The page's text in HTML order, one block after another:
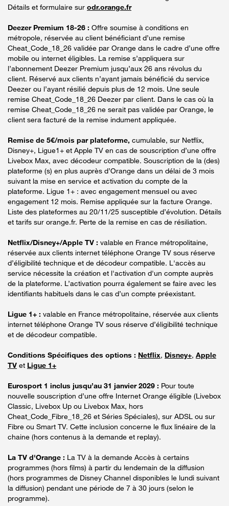
Détails et formulaire sur odr.orange.fr
Deezer Premium 18-26 : Offre soumise à conditions en
métropole, réservée au client bénéficiant d’une remise
Cheat_Code_18_26 validée par Orange dans le cadre d’une offre
mobile ou internet éligibles. La remise s’appliquera sur
l’abonnement Deezer Premium jusqu’aux 26 ans révolus du
client. Réservé aux clients n’ayant jamais bénéficié du service
Deezer ou l’ayant résilié depuis plus de 12 mois. Une seule
remise Cheat_Code_18_26 Deezer par client. Dans le cas où la
remise Cheat_Code_18_26 ne serait pas validée par Orange, le
client sera facturé de la remise indument appliquée.
Remise de 5€/mois par plateforme, cumulable, sur Netflix,
Disney+, Ligue1+ et Apple TV en cas de souscription d’une offre
Livebox Max, avec décodeur compatible. Souscription de la (des)
plateforme (s) en plus auprès d’Orange dans un délai de 3 mois
suivant la mise en service et activation du compte de la
plateforme. Ligue 1+ : avec engagement mensuel ou avec
engagement 12 mois. Remise appliquée sur la facture Orange.
Liste des plateformes au 20/11/25 susceptible d’évolution. Détails
et tarifs sur orange.fr. Perte de la remise en cas de résiliation.
Netflix/Disney+/Apple TV : valable en France métropolitaine,
réservée aux clients internet téléphone Orange TV sous réserve
d’éligibilité technique et de décodeur compatible. L'accès au
service nécessite la création et l'activation d'un compte auprès
de la plateforme. L’activation pourra également se faire avec les
identifiants habituels dans le cas d’un compte préexistant.
Ligue 1+ : valable en France métropolitaine, réservée aux clients
internet téléphone Orange TV sous réserve d’éligibilité technique
et de décodeur compatible.
Conditions Spécifiques des options : Netflix, Disney+, Apple
TV et Ligue 1+
Eurosport 1 inclus jusqu’au 31 janvier 2029 : Pour toute
nouvelle souscription d’une offre Internet Orange éligible (Livebox
Classic, Livebox Up ou Livebox Max, hors
Cheat_Code_Fibre_18_26 et Séries Spéciales), sur ADSL ou sur
Fibre ou Smart TV. Cette inclusion concerne le flux linéaire de la
chaine (hors contenus à la demande et replay).
La TV d'Orange : La TV à la demande Accès à certains
programmes (hors films) à partir du lendemain de la diffusion
(hors programmes de Disney Channel disponibles le lundi suivant
la diffusion) pendant une période de 7 à 30 jours (selon le
programme).